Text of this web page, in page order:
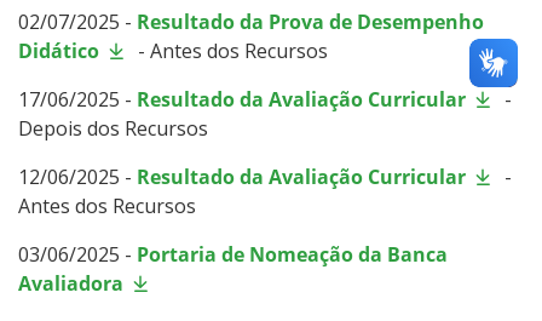
02/07/2025 - Resultado da Prova de Desempenho
Didático
- Antes dos Recursos
17/06/2025 - Resultado da Avaliação Curricular
-
Depois dos Recursos
12/06/2025 - Resultado da Avaliação Curricular
-
Antes dos Recursos
03/06/2025 - Portaria de Nomeação da Banca
Avaliadora